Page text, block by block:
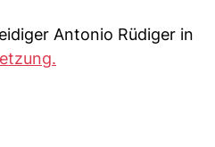
Antonio Rüdiger in